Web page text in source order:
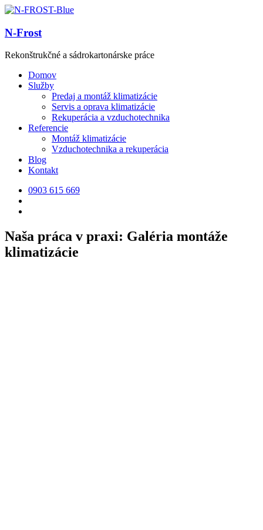
N-Frost
Rekonštrukčné a sádrokartonárske práce
Domov
Služby
Predaj a montáž klimatizácie
Servis a oprava klimatizácie
Rekuperácia a vzduchotechnika
Referencie
Montáž klimatizácie
Vzduchotechnika a rekuperácia
Blog
Kontakt
0903 615 669
Naša práca v praxi: Galéria montáže
klimatizácie